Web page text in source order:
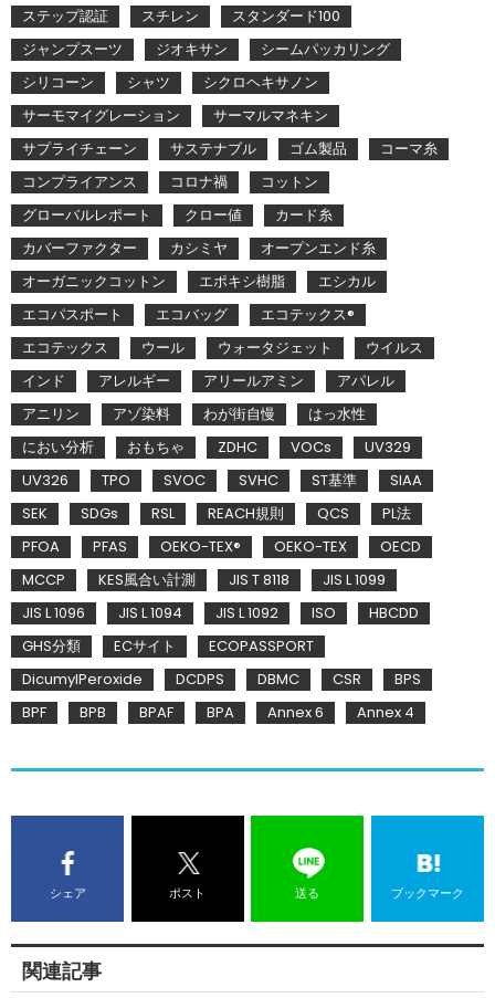
ステップ認証 スチレン
スタンダード100
ジャンプスーツ
ジオキサン
シームパッカリング
シリコーン
シャツ
シクロヘキサノン
サーモマイグレーション
サーマルマネキン
サプライチェーン
サステナブル ゴム製品
コーマ糸
コンプライアンス
コロナ禍
コットン
グローバルレポート
クロー値
カード糸
カバーファクター
カシミヤ
オープンエンド糸
オーガニックコットン
エポキシ樹脂
エシカル
エコパスポート
エコバッグ
エコテックス®
エコテックス
ウール ウォータジェット
ウイルス
インド
アレルギー アリールアミン
アパレル
アニリン
アゾ染料 わが街自慢
はっ水性
におい分析
おもちゃ ZDHC VOCs
UV329
UV326
TPO SVOC SVHC ST基準
SIAA
SEK
SDGs RSL REACH規則 QCS
PL法
PFOA
PFAS OEKO-TEX® OEKO-TEX
OECD
MCCP
KES風合い計測 JIS T 8118
JIS L 1099
JIS L 1096
JIS L 1094 JIS L 1092 ISO
HBCDD
GHS分類
ECサイト
ECOPASSPORT
DicumylPeroxide
DCDPS DBMC CSR
BPS
BPF
BPB BPAF BPA Annex 6 Annex 4
シェア ポスト 送る ブックマーク
関連記事